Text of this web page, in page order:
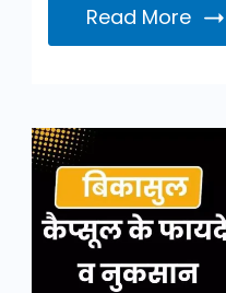
Read More
बिकासुल
कैप्सूल
के
फायदे